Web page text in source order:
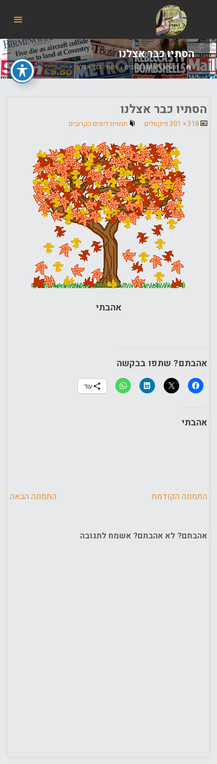
של
אודי
בורג
הסתיו כבר אצלנו
ביתתחזית לימים הקרובים הסתיו כבר אצלנו
הסתיו כבר אצלנו
גודל318 × 301 פיקסלים תחזית לימים הקרובים
אהבתי
אהבתם? שתפו בבקשה
עוד
אהבתי
התמונה הקודמת התמונה הבאה
אהבתם? לא אהבתם? אשמח לתגובה